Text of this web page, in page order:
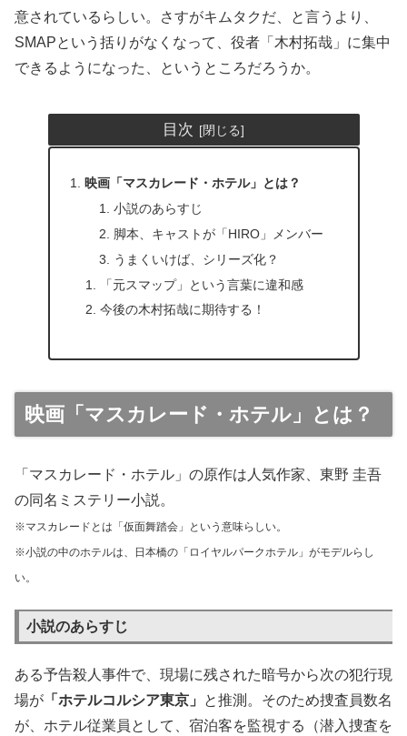
意されているらしい。さすがキムタクだ、と言うより、
SMAPという括りがなくなって、役者「木村拓哉」に集中
できるようになった、というところだろうか。
目次
映画「マスカレード・ホテル」とは？
小説のあらすじ
脚本、キャストが「HIRO」メンバー
うまくいけば、シリーズ化？
「元スマップ」という言葉に違和感
今後の木村拓哉に期待する！
映画「マスカレード・ホテル」とは？
「マスカレード・ホテル」の原作は人気作家、東野 圭吾
の同名ミステリー小説。
※マスカレードとは「仮面舞踏会」という意味らしい。
※小説の中のホテルは、日本橋の「ロイヤルパークホテル」がモデルらし
い。
小説のあらすじ
ある予告殺人事件で、現場に残された暗号から次の犯行現
場が 「ホテルコルシア東京」
と推測。そのため捜査員数名
が、ホテル従業員として、宿泊客を監視する（潜入捜査を